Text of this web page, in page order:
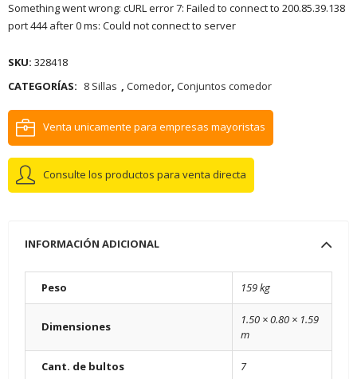
Something went wrong: cURL error 7: Failed to connect to 200.85.39.138
port 444 after 0 ms: Could not connect to server
SKU: 328418
CATEGORÍAS: 8 Sillas , Comedor, Conjuntos comedor
Venta unicamente para empresas mayoristas
Consulte los productos para venta directa
INFORMACIÓN ADICIONAL
Peso 159 kg
Dimensiones
1.50 × 0.80 × 1.59
m
Cant. de bultos 7